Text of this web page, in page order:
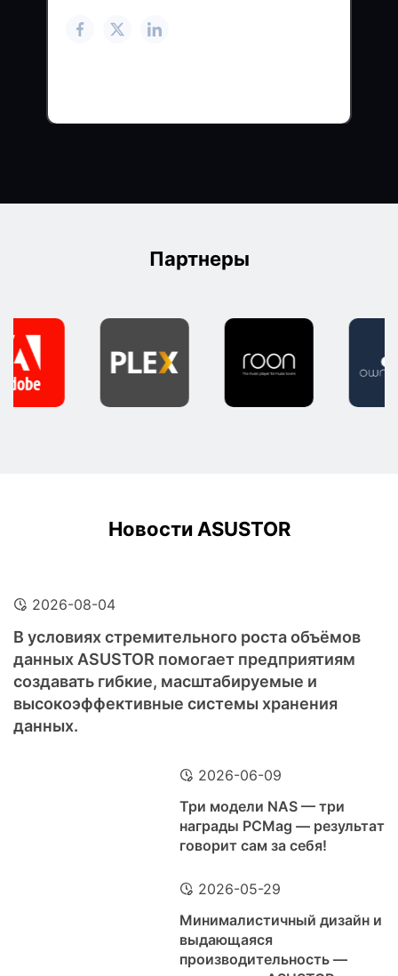
Партнеры
Новости ASUSTOR
2026-08-04
В условиях стремительного роста объёмов
данных ASUSTOR помогает предприятиям
создавать гибкие, масштабируемые и
высокоэффективные системы хранения
данных.
2026-06-09
Три модели NAS — три
награды PCMag — результат
говорит сам за себя!
2026-05-29
Минималистичный дизайн и
выдающаяся
производительность —